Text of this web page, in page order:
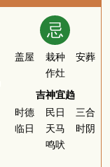
忌
盖屋 栽种
安葬
作灶
吉神宜趋
时德
民日
三合
临日
天马
时阴
鸣吠